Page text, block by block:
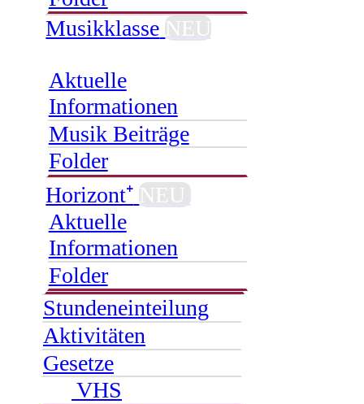
Musikklasse NEU
Aktuelle
Informationen
Musik Beiträge
Folder
Horizont⁺ NEU
Aktuelle
Informationen
Folder
Stundeneinteilung
Aktivitäten
Gesetze
VHS